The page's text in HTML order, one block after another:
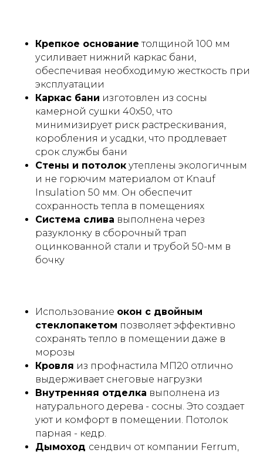
Крепкое основание толщиной 100 мм
усиливает нижний каркас бани,
обеспечивая необходимую жесткость при
эксплуатации
Каркас бани изготовлен из сосны
камерной сушки 40х50, что
минимизирует риск растрескивания,
коробления и усадки, что продлевает
срок службы бани
Стены и потолок утеплены экологичным
и не горючим материалом от Knauf
Insulation 50 мм. Он обеспечит
сохранность тепла в помещениях
Система слива выполнена через
разуклонку в сборочный трап
оцинкованной стали и трубой 50-мм в
бочку
Использование окон с двойным
стеклопакетом позволяет эффективно
сохранять тепло в помещении даже в
морозы
Кровля из профнастила МП20 отлично
выдерживает снеговые нагрузки
Внутренняя отделка выполнена из
натурального дерева - сосны. Это создает
уют и комфорт в помещении. Потолок
парная - кедр.
Дымоход сендвич от компании Ferrum,